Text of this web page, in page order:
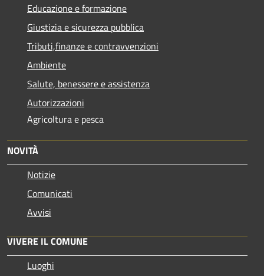
Educazione e formazione
Giustizia e sicurezza pubblica
Tributi,finanze e contravvenzioni
Ambiente
Salute, benessere e assistenza
Autorizzazioni
Agricoltura e pesca
NOVITÀ
Notizie
Comunicati
Avvisi
VIVERE IL COMUNE
Luoghi